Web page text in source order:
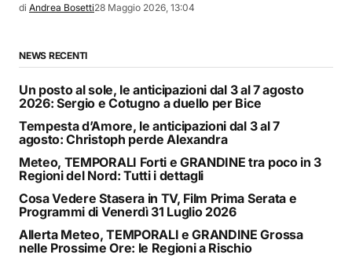
di Andrea Bosetti28 Maggio 2026, 13:04
NEWS RECENTI
Un posto al sole, le anticipazioni dal 3 al 7 agosto
2026: Sergio e Cotugno a duello per Bice
Tempesta d’Amore, le anticipazioni dal 3 al 7
agosto: Christoph perde Alexandra
Meteo, TEMPORALI Forti e GRANDINE tra poco in 3
Regioni del Nord: Tutti i dettagli
Cosa Vedere Stasera in TV, Film Prima Serata e
Programmi di Venerdì 31 Luglio 2026
Allerta Meteo, TEMPORALI e GRANDINE Grossa
nelle Prossime Ore: le Regioni a Rischio